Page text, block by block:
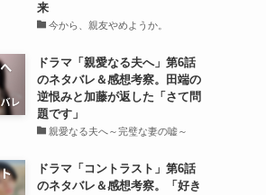
来
今から、親友やめようか。
ドラマ「親愛なる夫へ」第6話
のネタバレ＆感想考察。田端の
逆恨みと加藤が返した「さて問
題です」
親愛なる夫へ～完璧な妻の嘘～
ドラマ「コントラスト」第6話
のネタバレ＆感想考察。「好き